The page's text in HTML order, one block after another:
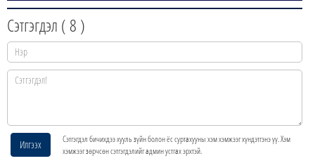
Сэтгэгдэл (8 )
Илгээх
Сэтгэгдэл бичихдээ хууль зүйн болон ёс суртахууны хэм хэмжээг хүндэтгэнэ үү. Хэм
хэмжээг зөрчсөн сэтгэгдэлийг админ устгах эрхтэй.